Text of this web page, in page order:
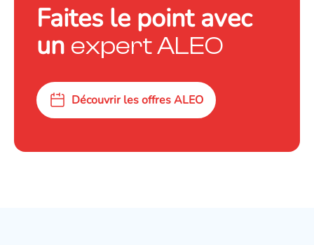
Faites le point avec
un expert ALEO
Découvrir les offres ALEO